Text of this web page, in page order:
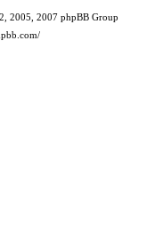
2005, 2007 phpBB Group